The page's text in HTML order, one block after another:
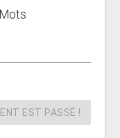
EST PASSÉ !